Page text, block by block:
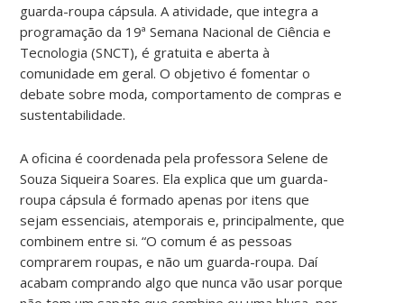
guarda-roupa cápsula. A atividade, que integra a
programação da 19ª Semana Nacional de Ciência e
Tecnologia (SNCT), é gratuita e aberta à
comunidade em geral. O objetivo é fomentar o
debate sobre moda, comportamento de compras e
sustentabilidade.
A oficina é coordenada pela professora Selene de
Souza Siqueira Soares. Ela explica que um guarda-
roupa cápsula é formado apenas por itens que
sejam essenciais, atemporais e, principalmente, que
combinem entre si. “O comum é as pessoas
comprarem roupas, e não um guarda-roupa. Daí
acabam comprando algo que nunca vão usar porque